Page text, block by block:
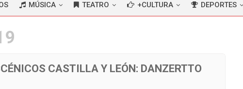
MÚSICA TEATRO +CULTURA DEPORTES
CASTILLA Y LEÓN: DANZERTTO